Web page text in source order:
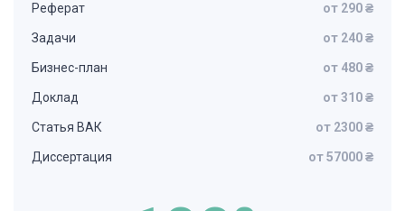
Реферат от 290 ₴
Задачи от 240 ₴
Бизнес-план от 480 ₴
Доклад от 310 ₴
Статья ВАК от 2300 ₴
Диссертация от 57000 ₴